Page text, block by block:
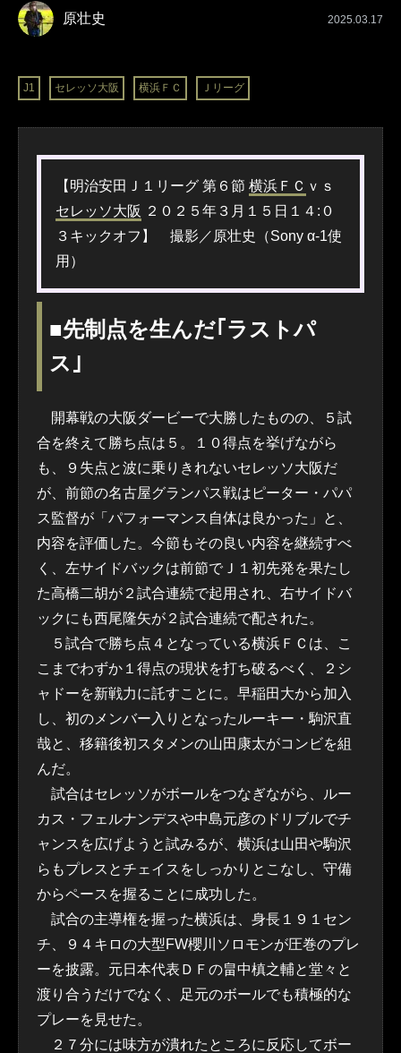
原壮史 2025.03.17
J1 セレッソ大阪 横浜ＦＣ Ｊリーグ
【明治安田Ｊ１リーグ 第６節 横浜ＦＣ ｖｓ
セレッソ大阪 ２０２５年３月１５日１４:０
３キックオフ】 撮影／原壮史（Sony α-1使
用）
■先制点を生んだ｢ラストパ
ス｣
開幕戦の大阪ダービーで大勝したものの、５試
合を終えて勝ち点は５。１０得点を挙げながら
も、９失点と波に乗りきれないセレッソ大阪だ
が、前節の名古屋グランパス戦はピーター・パパ
ス監督が「パフォーマンス自体は良かった」と、
内容を評価した。今節もその良い内容を継続すべ
く、左サイドバックは前節でＪ１初先発を果たし
た高橋二胡が２試合連続で起用され、右サイドバ
ックにも西尾隆矢が２試合連続で配された。
５試合で勝ち点４となっている横浜ＦＣは、こ
こまでわずか１得点の現状を打ち破るべく、２シ
ャドーを新戦力に託すことに。早稲田大から加入
し、初のメンバー入りとなったルーキー・駒沢直
哉と、移籍後初スタメンの山田康太がコンビを組
んだ。
試合はセレッソがボールをつなぎながら、ルー
カス・フェルナンデスや中島元彦のドリブルでチ
ャンスを広げようと試みるが、横浜は山田や駒沢
らもプレスとチェイスをしっかりとこなし、守備
からペースを握ることに成功した。
試合の主導権を握った横浜は、身長１９１セン
チ、９４キロの大型FW櫻川ソロモンが圧巻のプレ
ーを披露。元日本代表ＤＦの畠中槙之輔と堂々と
渡り合うだけでなく、足元のボールでも積極的な
プレーを見せた。
２７分には味方が潰れたところに反応してボー